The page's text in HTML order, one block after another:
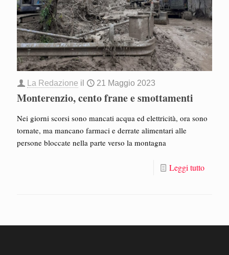
La Redazione il 21 Maggio 2023
Monterenzio, cento frane e smottamenti
Nei giorni scorsi sono mancati acqua ed elettricità, ora sono
tornate, ma mancano farmaci e derrate alimentari alle
persone bloccate nella parte verso la montagna
Leggi tutto